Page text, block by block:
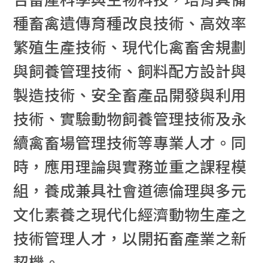
種畜禽遺傳育種改良技術、高效率
繁殖生產技術、現代化禽畜舍規劃
與飼養管理技術、飼料配方設計與
製造技術、安全畜產品開發與利用
技術、實驗動物飼養管理技術及永
續禽畜場管理技術等專業人才。同
時，應用理論與實務並重之課程模
組，養成兼具社會道德倫理與多元
文化素養之現代化經濟動物生產之
技術管理人才，以開拓畜產業之新